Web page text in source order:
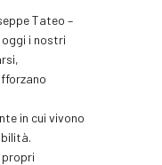
Tateo –
i nostri
in cui vivono